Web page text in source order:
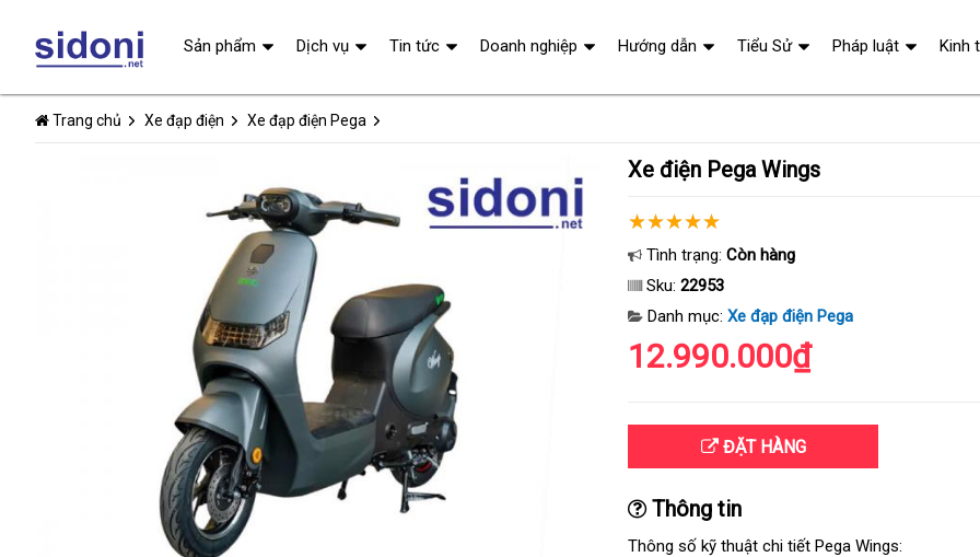
Trang chủ Xe đạp điện Xe đạp điện Pega
Xe điện Pega Wings
Tình trạng: Còn hàng
Sku: 22953
Danh mục: Xe đạp điện Pega
12.990.000₫
ĐẶT HÀNG
Thông tin
Thông số kỹ thuật chi tiết Pega Wings:
Sản phẩm Dịch vụ Tin tức Doanh nghiệp Hướng dẫn Tiểu Sử Pháp luật Kinh